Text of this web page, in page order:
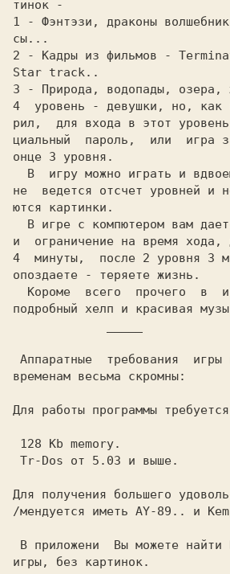
1
- Фэнтэзи, драконы
2
- Кадры из фильмов -
3
4  уровень
- девушки, но, как
рил,  для входа в этот
не  ведется отсчет уровней и
ются картинки.
и  ограничение на время хода,
4  минуты,  после 2 уровня 3
опоздаете - теряете жизнь.
подробный хелп и красивая
временам весьма скромны:
Для работы программы
128 Kb memory.
Tr-Dos от 5.03 и выше.
Для получения большего
/мендуется иметь AY-89.. и
игры, без картинок.